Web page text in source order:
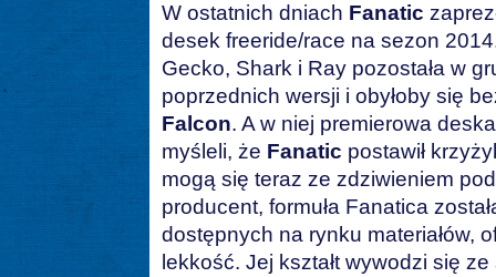
W ostatnich dniach Fanatic
desek freeride/race na sezon
Gecko, Shark i Ray pozostała w
poprzednich wersji i obyłoby się
Falcon. A w niej premierowa
myśleli, że Fanatic postawił
mogą się teraz ze zdziwieniem
producent, formuła Fanatica
dostępnych na rynku materiałów,
lekkość. Jej kształt wywodzi się